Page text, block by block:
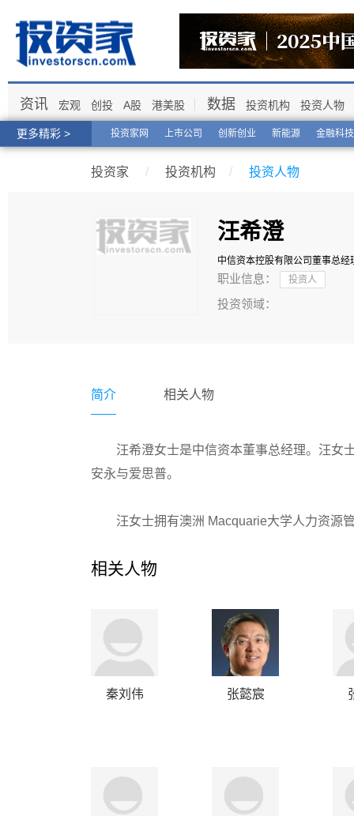
更多精彩 > 投资家网 上市公司 创新创业 新能源 金融科技
资讯 宏观 创投 A股 港美股 数据 投资机构 投资人物
投资家 / 投资机构 / 投资人物
汪希澄
中信资本控股有限公司 董事总经
职业信息： 投资人
投资领域：
简介 相关人物
汪希澄女士是中信资本董事总经理。汪女
安永与爱思普。
汪女士拥有澳洲 Macquarie大学人力资源
相关人物
秦刘伟 张懿宸